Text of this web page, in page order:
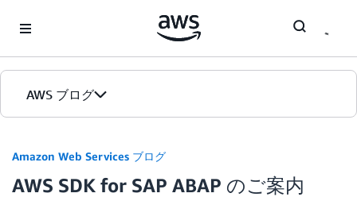
AWS ブログ
カテゴリ
Amazon Web Services ブログ
AWS SDK for SAP ABAP のご案内